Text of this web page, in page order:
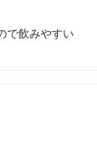
で飲みやすい